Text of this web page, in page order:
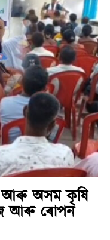
আৰু অসম কৃষি
আৰু ৰোপন